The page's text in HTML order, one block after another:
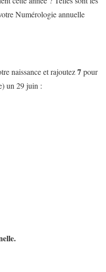
Numérologie annuelle
naissance et rajoutez7pour
un 29 juin :